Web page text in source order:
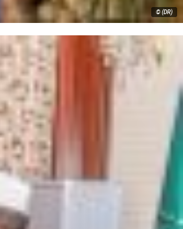
© (DR)